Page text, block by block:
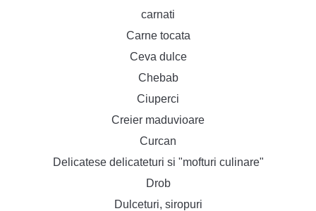
carnati
Carne tocata
Ceva dulce
Chebab
Ciuperci
Creier maduvioare
Curcan
Delicatese delicateturi si "mofturi culinare"
Drob
Dulceturi, siropuri